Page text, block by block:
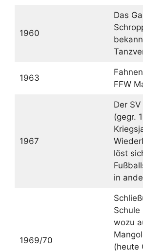
1960
Das
1963
FFW
1967
Der
(gegr.
löst
in
1969/70
Schule
wozu
(heute